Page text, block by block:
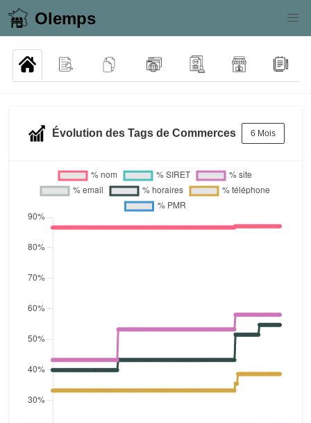
Olemps
Évolution des Tags de Commerces 6 Mois